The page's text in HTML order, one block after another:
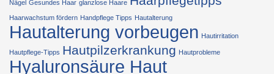
Nägel Gesundes Haar glanzlose Haare
Haarwachstum fördern Handpflege Tipps Hautalterung
Hautalterung vorbeugen Hautirritation
Hautpflege-Tipps Hautpilzerkrankung Hautprobleme
Hyaluronsäure Haut